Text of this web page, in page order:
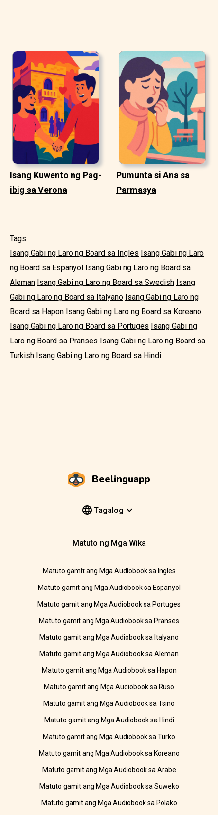
Isang Kuwento ng Pag-
ibig sa Verona
Pumunta si Ana sa
Parmasya
Tags:
Isang Gabi ng Laro ng Board sa Ingles Isang Gabi ng Laro
ng Board sa Espanyol Isang Gabi ng Laro ng Board sa
Aleman Isang Gabi ng Laro ng Board sa Swedish Isang
Gabi ng Laro ng Board sa Italyano Isang Gabi ng Laro ng
Board sa Hapon Isang Gabi ng Laro ng Board sa Koreano
Isang Gabi ng Laro ng Board sa Portuges Isang Gabi ng
Laro ng Board sa Pranses Isang Gabi ng Laro ng Board sa
Turkish Isang Gabi ng Laro ng Board sa Hindi
Beelinguapp
Tagalog
Matuto ng Mga Wika
Matuto gamit ang Mga Audiobook sa Ingles
Matuto gamit ang Mga Audiobook sa Espanyol
Matuto gamit ang Mga Audiobook sa Portuges
Matuto gamit ang Mga Audiobook sa Pranses
Matuto gamit ang Mga Audiobook sa Italyano
Matuto gamit ang Mga Audiobook sa Aleman
Matuto gamit ang Mga Audiobook sa Hapon
Matuto gamit ang Mga Audiobook sa Ruso
Matuto gamit ang Mga Audiobook sa Tsino
Matuto gamit ang Mga Audiobook sa Hindi
Matuto gamit ang Mga Audiobook sa Turko
Matuto gamit ang Mga Audiobook sa Koreano
Matuto gamit ang Mga Audiobook sa Arabe
Matuto gamit ang Mga Audiobook sa Suweko
Matuto gamit ang Mga Audiobook sa Polako